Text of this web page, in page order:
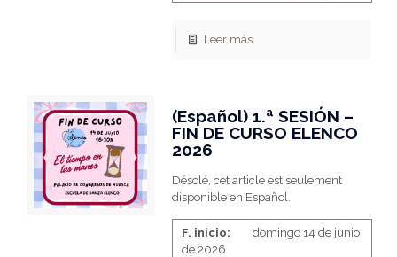
Leer más
(Español) 1.ª SESIÓN –
FIN DE CURSO ELENCO
2026
Désolé, cet article est seulement
disponible en Español.
F. inicio:
domingo 14 de junio
de 2026